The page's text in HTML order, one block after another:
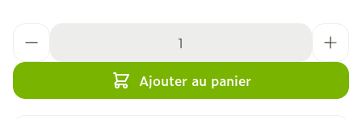
Ajouter au panier